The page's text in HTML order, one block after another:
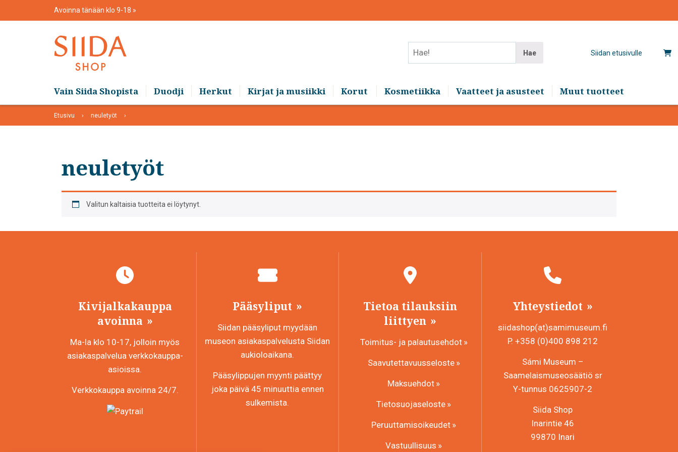
Avoinna tänään klo 9-18
Siidan etusivulle
Hae
Vain Siida Shopista Duodji Herkut Kirjat ja musiikki Korut Kosmetiikka Vaatteet ja asusteet Muut tuotteet
Etusivu neuletyöt
neuletyöt
Valitun kaltaisia tuotteita ei löytynyt.
Kivijalkakauppa
avoinna
Ma-la klo 10-17, jolloin myös
asiakaspalvelua verkkokauppa-
asioissa.
Verkkokauppa avoinna 24/7.
Pääsyliput
Siidan pääsyliput myydään
museon asiakaspalvelusta Siidan
aukioloaikana.
Pääsylippujen myynti päättyy
joka päivä 45 minuuttia ennen
sulkemista.
Tietoa tilauksiin
liittyen
Toimitus- ja palautusehdot
Saavutettavuusseloste
Maksuehdot
Tietosuojaseloste
Peruuttamisoikeudet
Vastuullisuus
Yhteystiedot
siidashop(at)samimuseum.fi
P. +358 (0)400 898 212
Sámi Museum –
Saamelaismuseosäätiö sr
Y-tunnus 0625907-2
Siida Shop
Inarintie 46
99870 Inari